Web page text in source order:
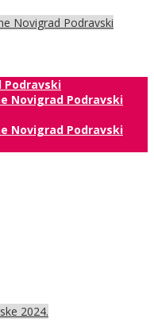
Novigrad Podravski
Podravski
Novigrad Podravski
Novigrad Podravski
2024.